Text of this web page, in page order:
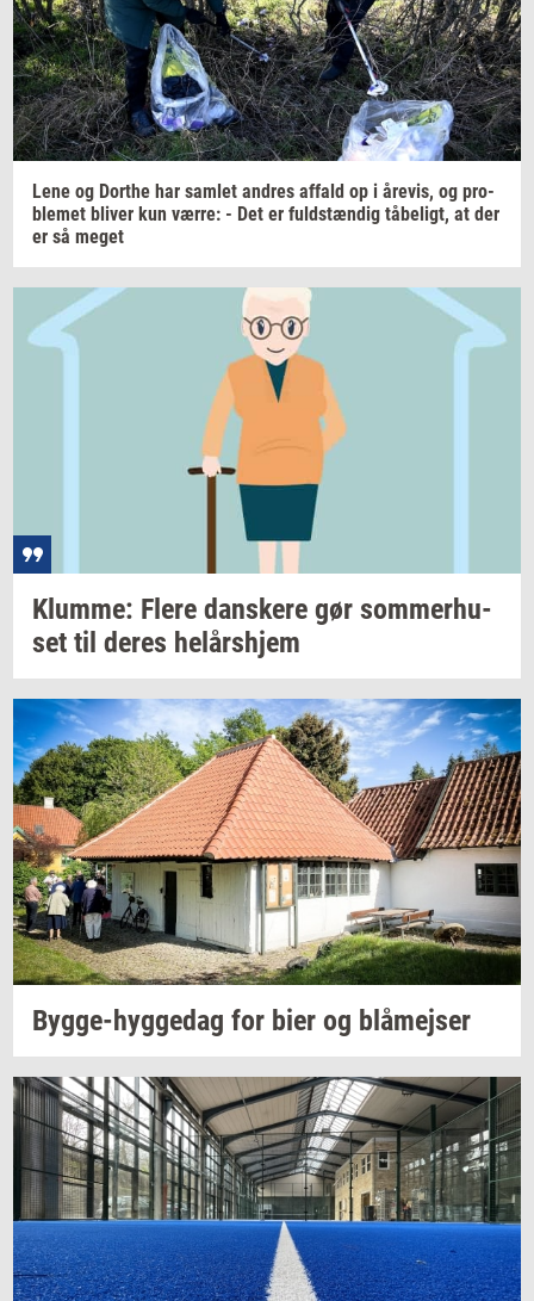
Lene og Dort­he har sam­let an­dres af­fald op i åre­vis, og pro­
ble­met bli­ver kun værre: - Det er fuld­stæn­dig tå­be­ligt, at der
er så meget
Klum­me: Flere dan­ske­re gør som­mer­hu­
set til deres helårs­hjem
Bygge-​hyggedag for bier og blåm­ej­ser